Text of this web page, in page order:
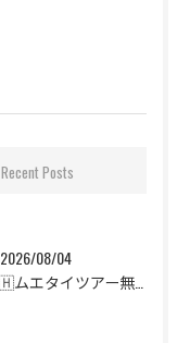
Recent Posts
2026/08/04